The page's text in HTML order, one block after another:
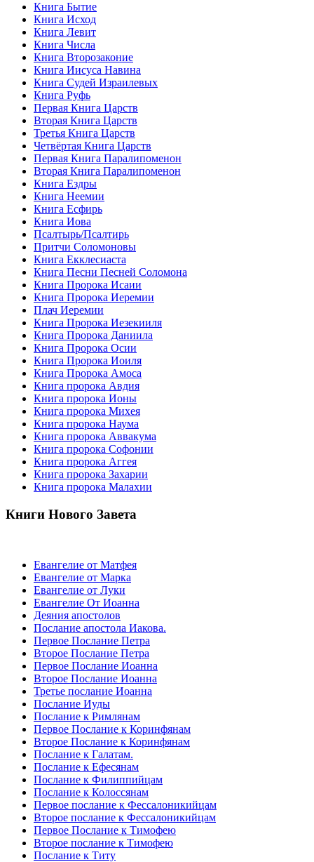
Книга Бытие
Книга Исход
Книга Левит
Книга Числа
Книга Второзаконие
Книга Иисуса Навина
Книга Судей Израилевых
Книга Руфь
Первая Книга Царств
Вторая Книга Царств
Третья Книга Царств
Четвёртая Книга Царств
Первая Книга Паралипоменон
Вторая Книга Паралипоменон
Книга Ездры
Книга Неемии
Книга Есфирь
Книга Иова
Псалтырь/Псалтирь
Притчи Соломоновы
Книга Екклесиаста
Книга Песни Песней Соломона
Книга Пророка Исаии
Книга Пророка Иеремии
Плач Иеремии
Книга Пророка Иезекииля
Книга Пророка Даниила
Книга Пророка Осии
Книга Пророка Иоиля
Книга Пророка Амоса
Книга пророка Авдия
Книга пророка Ионы
Книга пророка Михея
Книга пророка Наума
Книга пророка Аввакума
Книга пророка Софонии
Книга пророка Аггея
Книга пророка Захарии
Книга пророка Малахии
Книги Нового Завета
Евангелие от Матфея
Евангелие от Марка
Евангелие от Луки
Евангелие От Иоанна
Деяния апостолов
Послание апостола Иакова.
Первое Послание Петра
Второе Послание Петра
Первое Послание Иоанна
Второе Послание Иоанна
Третье послание Иоанна
Послание Иуды
Послание к Римлянам
Первое Послание к Коринфянам
Второе Послание к Коринфянам
Послание к Галатам.
Послание к Ефесянам
Послание к Филиппийцам
Послание к Колоссянам
Первое послание к Фессалоникийцам
Второе послание к Фессалоникийцам
Первое Послание к Тимофею
Второе послание к Тимофею
Послание к Титу